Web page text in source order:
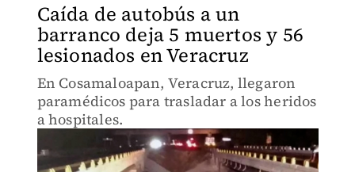
Caída de autobús a un
barranco deja 5 muertos y 56
lesionados en Veracruz
En Cosamaloapan, Veracruz, llegaron
paramédicos para trasladar a los heridos
a hospitales.